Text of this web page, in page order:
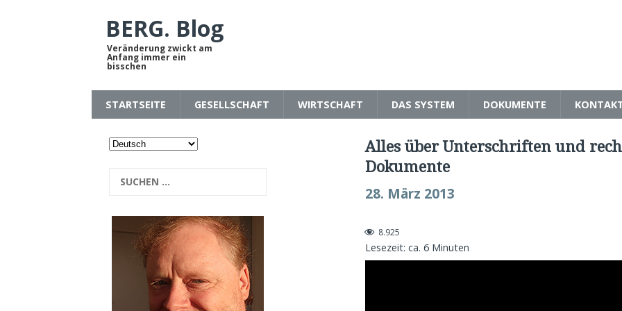
BERG. Blog
Veränderung zwickt am
Anfang immer ein
bisschen
STARTSEITE GESELLSCHAFT WIRTSCHAFT DAS SYSTEM DOKUMENTE
Alles über Unterschriften und
Dokumente
28. März 2013
8.925
Lesezeit: ca. 6 Minuten